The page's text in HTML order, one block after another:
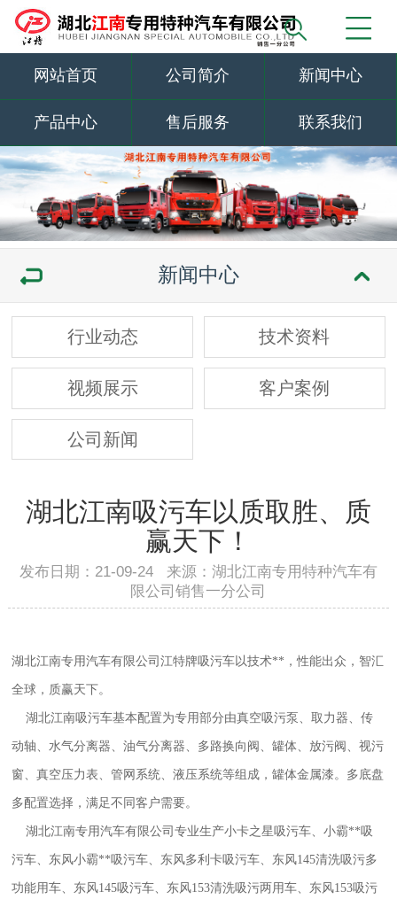
网站首页 公司简介 新闻中心
产品中心 售后服务 联系我们
新闻中心
行业动态 技术资料
视频展示 客户案例
公司新闻
湖北江南吸污车以质取胜、质
赢天下！
发布日期：21-09-24 来源：湖北江南专用特种汽车有
限公司销售一分公司
湖北江南专用汽车有限公司江特牌吸污车以技术**，性能出众，智汇
全球，质赢天下。
湖北江南吸污车基本配置为专用部分由真空吸污泵、取力器、传
动轴、水气分离器、油气分离器、多路换向阀、罐体、放污阀、视污
窗、真空压力表、管网系统、液压系统等组成，罐体金属漆。多底盘
多配置选择，满足不同客户需要。
湖北江南专用汽车有限公司专业生产小卡之星吸污车、小霸**吸
污车、东风小霸**吸污车、 东风多利卡吸污车、东风145清洗吸污多
功能用车、东风145吸污车、东风153清洗吸污两用车、东风153吸污